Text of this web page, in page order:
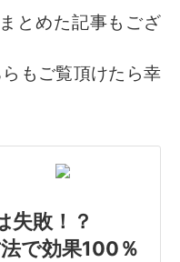
とめた記事もござ
もご覧頂けたら幸
失敗！？
で効果100％